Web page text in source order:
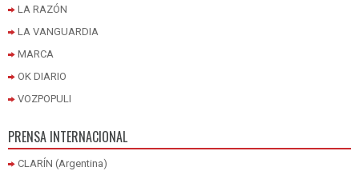
LA RAZÓN
LA VANGUARDIA
MARCA
OK DIARIO
VOZPOPULI
PRENSA INTERNACIONAL
CLARÍN (Argentina)